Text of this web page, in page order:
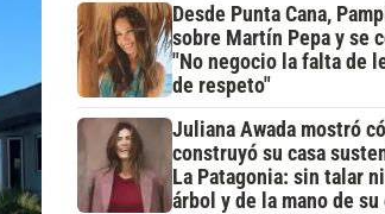
Desde Punta Cana,
sobre Martín Pepa y se
"No negocio la falta de
de respeto"
Juliana Awada mostró
construyó su casa
La Patagonia: sin talar
árbol y de la mano de su